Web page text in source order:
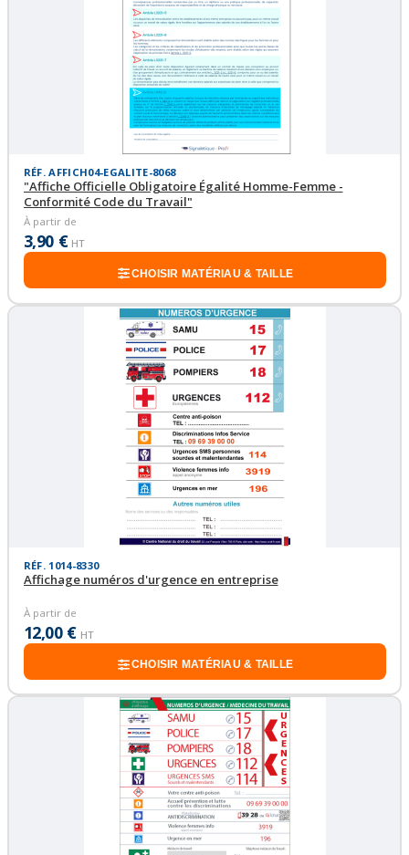
RÉF. AFFICH04-EGALITE-8068
"Affiche Officielle Obligatoire Égalité Homme-Femme -
Conformité Code du Travail"
À partir de
3,90 € HT
CHOISIR MATÉRIAU & TAILLE
RÉF. 1014-8330
Affichage numéros d'urgence en entreprise
À partir de
12,00 € HT
CHOISIR MATÉRIAU & TAILLE